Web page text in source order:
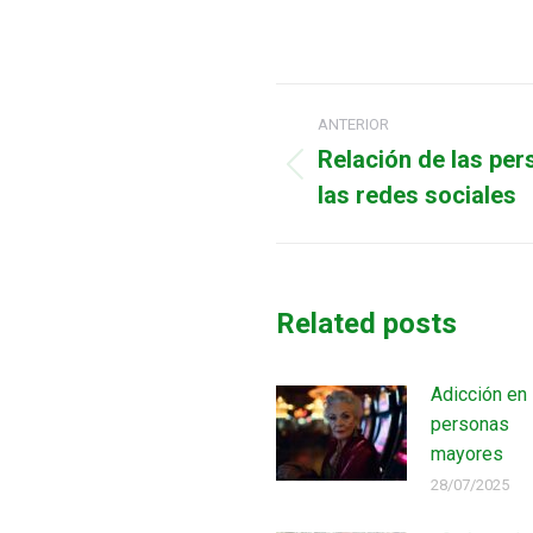
Navegación
entre
publicaciones
ANTERIOR
anterior:
Relación de las
las redes sociales
Related posts
Adicción en
personas
mayores
28/07/2025